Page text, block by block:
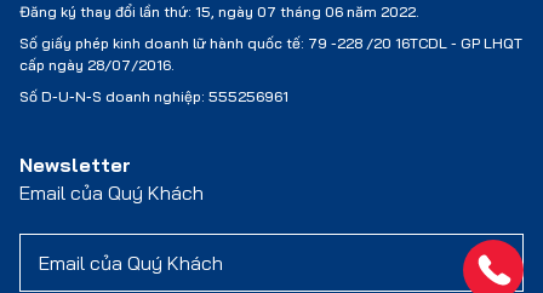
Đăng ký thay đổi lần thứ: 15, ngày 07 tháng 06 năm 2022.
Số giấy phép kinh doanh lữ hành quốc tế: 79 -228 /20 16TCDL - GP LHQT
cấp ngày 28/07/2016.
Số D-U-N-S doanh nghiệp: 555256961
Newsletter
Email của Quý Khách